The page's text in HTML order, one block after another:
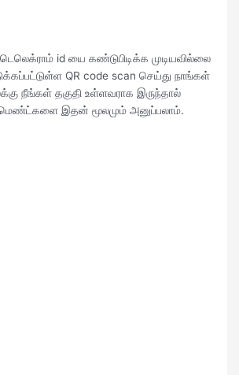
id யை கண்டுபிடிக்க முடியவில்லை
QR code scan செய்து நாங்கள்
நீங்கள் தகுதி உள்ளவராக இருந்தால்
இதன் மூலமும் அனுப்பலாம்.